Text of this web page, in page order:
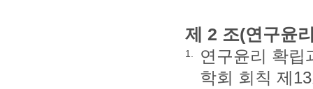
제 2 조(연구윤
1.
연구윤리 확립
학회 회칙 제